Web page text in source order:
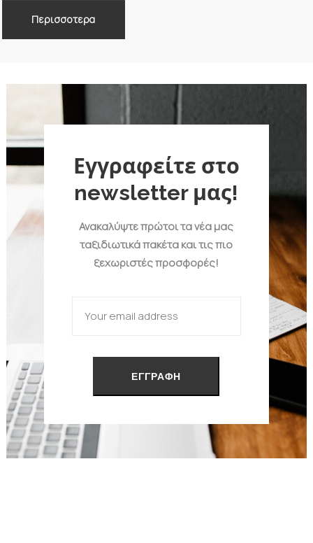
Περισσοτερα
Εγγραφείτε στο
newsletter μας!
Ανακαλύψτε πρώτοι τα νέα μας
ταξιδιωτικά πακέτα και τις πιο
ξεχωριστές προσφορές!